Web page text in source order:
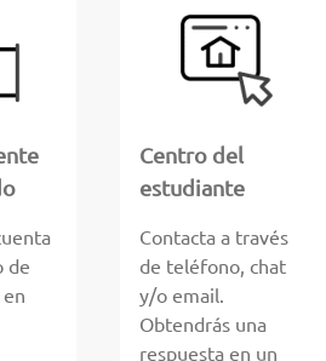
de
Centro del
estudiante
Contacta a través
de teléfono, chat
y/o email.
Obtendrás una
respuesta en un